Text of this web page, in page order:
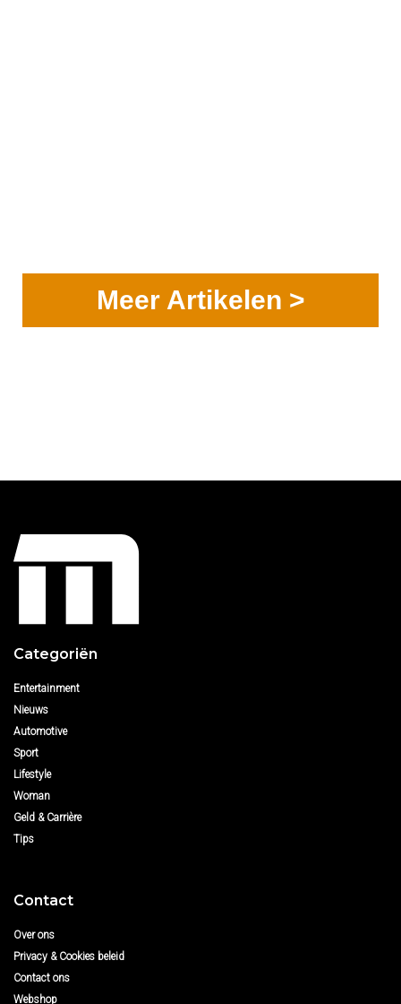
Meer Artikelen >
Categoriën
Entertainment
Nieuws
Automotive
Sport
Lifestyle
Woman
Geld & Carrière
Tips
Contact
Over ons
Privacy & Cookies beleid
Contact ons
Webshop